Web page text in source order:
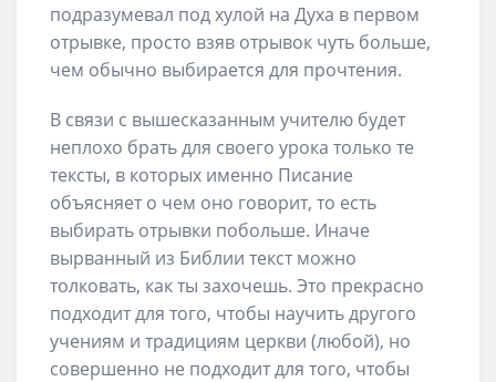
подразумевал под хулой на Духа в первом
отрывке, просто взяв отрывок чуть больше,
чем обычно выбирается для прочтения.
В связи с вышесказанным учителю будет
неплохо брать для своего урока только те
тексты, в которых именно Писание
объясняет о чем оно говорит, то есть
выбирать отрывки побольше. Иначе
вырванный из Библии текст можно
толковать, как ты захочешь. Это прекрасно
подходит для того, чтобы научить другого
учениям и традициям церкви (любой), но
совершенно не подходит для того, чтобы